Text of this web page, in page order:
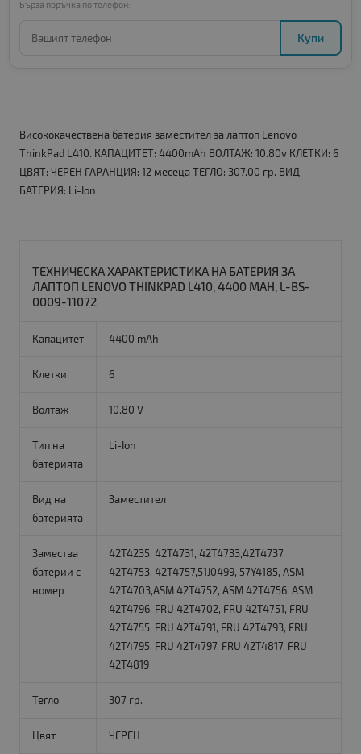
Бърза поръчка по телефон:
Купи
Висококачествена батерия заместител за лаптоп Lenovo
ThinkPad L410. КАПАЦИТЕТ: 4400mAh ВОЛТАЖ: 10.80v КЛЕТКИ: 6
ЦВЯТ: ЧЕРЕН ГАРАНЦИЯ: 12 месеца ТЕГЛО: 307.00 гр. ВИД
БАТЕРИЯ: Li-Ion
ТЕХНИЧЕСКА ХАРАКТЕРИСТИКА НА БАТЕРИЯ ЗА
ЛАПТОП LENOVO THINKPAD L410, 4400 MAH, L-BS-
0009-11072
Капацитет 4400 mAh
Клетки 6
Волтаж 10.80 V
Тип на
батерията
Li-Ion
Вид на
батерията
Заместител
Замества
батерии с
номер
42T4235, 42T4731, 42T4733,42T4737,
42T4753, 42T4757,51J0499, 57Y4185, ASM
42T4703,ASM 42T4752, ASM 42T4756, ASM
42T4796, FRU 42T4702, FRU 42T4751, FRU
42T4755, FRU 42T4791, FRU 42T4793, FRU
42T4795, FRU 42T4797, FRU 42T4817, FRU
42T4819
Тегло 307 гр.
Цвят ЧЕРЕН